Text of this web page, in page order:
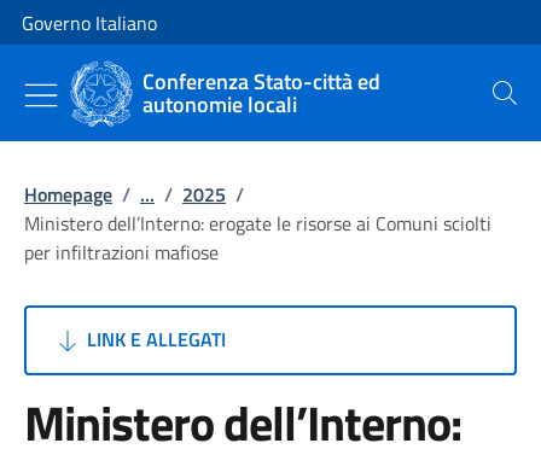
Vai al contenuto
Vai alla navigazione del sito
Governo Italiano
Conferenza Stato-città ed
autonomie locali Cerca
Homepage / ... / 2025 /
Ministero dell’Interno: erogate le risorse ai Comuni sciolti
per infiltrazioni mafiose
LINK E ALLEGATI
Ministero dell’Interno: